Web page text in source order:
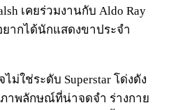
เคยร่วมงานกับ Aldo Ray
ยากได้นักแสดงขาประจำ
ม่ใช่ระดับ Superstar โด่งดัง
าพลักษณ์ที่น่าจดจำ ร่างกาย